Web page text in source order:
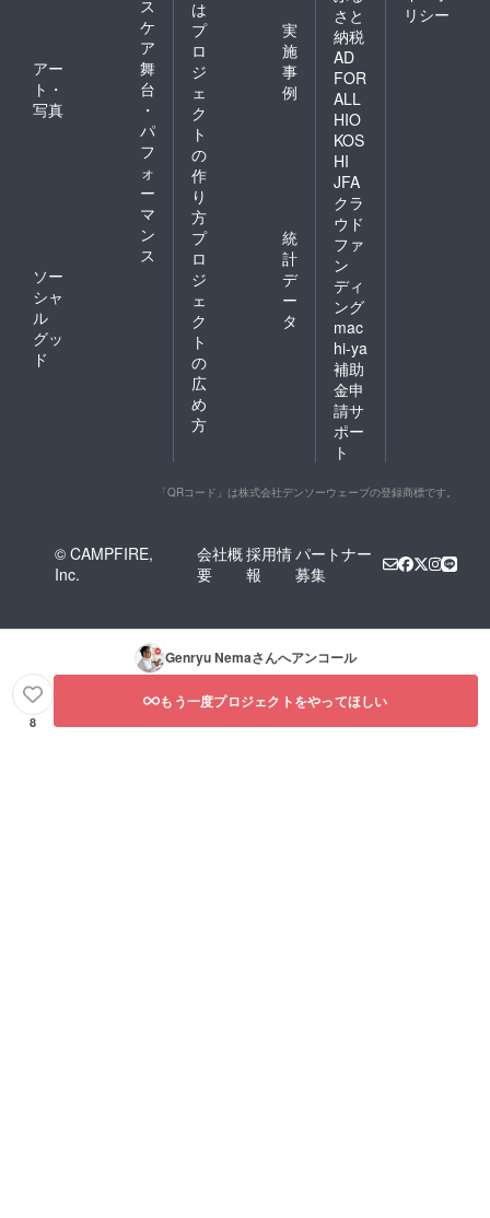
ス
ケ
ア
アー
ト・
写真
舞
台
・
パ
フ
ォ
ー
マ
ン
ス
ソー
シャ
ル
グッ
ド
は
プ
ロ
ジ
ェ
ク
ト
の
作
り
方
実
施
事
例
プ
ロ
ジ
ェ
ク
ト
の
広
め
方
統
計
デ
ー
タ
さと
納税
AD
FOR
ALL
HIO
KOS
HI
JFA
クラ
ウド
ファ
ン
ディ
ング
mac
hi-ya
補助
金申
請サ
ポー
ト
リシー
「QRコード」は株式会社デンソーウェーブの登録商標です。
© CAMPFIRE,
Inc.
会社概
要
採用情
報
パートナー
募集
Genryu Nemaさんへアンコール
8
もう一度プロジェクトをやってほしい